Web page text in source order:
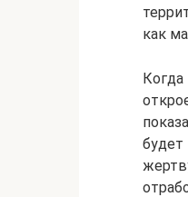
как
будет